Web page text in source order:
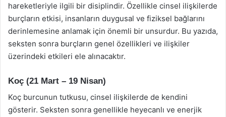
hareketleriyle ilgili bir disiplindir. Özellikle cinsel ilişkilerde
burçların etkisi, insanların duygusal ve fiziksel bağlarını
derinlemesine anlamak için önemli bir unsurdur. Bu yazıda,
seksten sonra burçların genel özellikleri ve ilişkiler
üzerindeki etkileri ele alınacaktır.
Koç (21 Mart – 19 Nisan)
Koç burcunun tutkusu, cinsel ilişkilerde de kendini
gösterir. Seksten sonra genellikle heyecanlı ve enerjik